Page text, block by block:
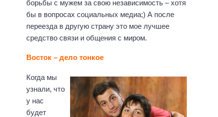
борьбы с мужем за свою независимость – хотя
бы в вопросах социальных медиа;) А после
переезда в другую страну это мое лучшее
средство связи и общения с миром.
Восток – дело тонкое
Когда мы
узнали, что
у нас
будет